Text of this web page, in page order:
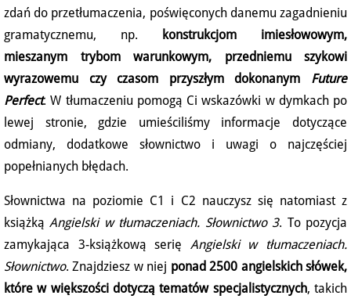
zdań do przetłumaczenia, poświęconych danemu zagadnieniu
gramatycznemu, np.
konstrukcjom imiesłowowym,
mieszanym trybom warunkowym, przedniemu szykowi
wyrazowemu czy czasom przyszłym dokonanym Future
Perfect. W tłumaczeniu pomogą Ci wskazówki w dymkach po
lewej stronie, gdzie umieściliśmy informacje dotyczące
odmiany, dodatkowe słownictwo i uwagi o najczęściej
popełnianych błędach.
Słownictwa na poziomie C1 i C2 nauczysz się natomiast z
książkąAngielski w tłumaczeniach. Słownictwo 3. To pozycja
zamykająca 3-książkową serię Angielski w tłumaczeniach.
Słownictwo. Znajdziesz w niej ponad 2500 angielskich słówek,
które w większości dotyczą tematów specjalistycznych, takich